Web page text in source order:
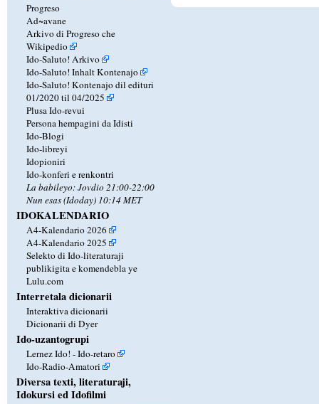
Progreso
Ad~avane
Arkivo di Progreso che
Wikipedio
Ido-Saluto! Arkivo
Ido-Saluto! Inhalt Kontenajo
Ido-Saluto! Kontenajo dil edituri
01/2020 til 04/2025
Plusa Ido-revui
Persona hempagini da Idisti
Ido-Blogi
Ido-libreyi
Idopioniri
Ido-konferi e renkontri
La babileyo: Jovdio 21:00-22:00
Nun esas (Idoday) 10:14 MET
IDOKALENDARIO
A4-Kalendario 2026
A4-Kalendario 2025
Selekto di Ido-literaturaji
publikigita e komendebla ye
Lulu.com
Interretala dicionarii
Interaktiva dicionarii
Dicionarii di Dyer
Ido-uzantogrupi
Lernez Ido! - Ido-retaro
Ido-Radio-Amatori
Diversa texti, literaturaji,
Idokursi ed Idofilmi